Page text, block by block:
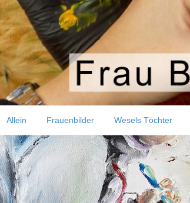
Allein Frauenbilder Wesels Töchter